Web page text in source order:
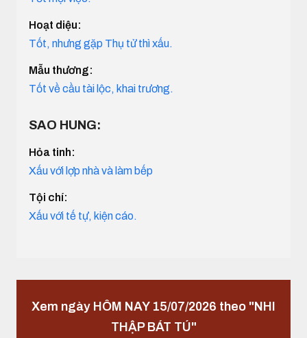
Hoạt diệu:
Tốt, nhưng gặp Thụ tử thì xấu.
Mẫu thương:
Tốt về cầu tài lộc, khai trương.
SAO HUNG:
Hỏa tinh:
Xấu với lợp nhà và làm bếp
Tội chí:
Xấu với tế tự, kiện cáo.
Xem ngày HÔM NAY 15/07/2026 theo "NHI
THẬP BÁT TÚ"